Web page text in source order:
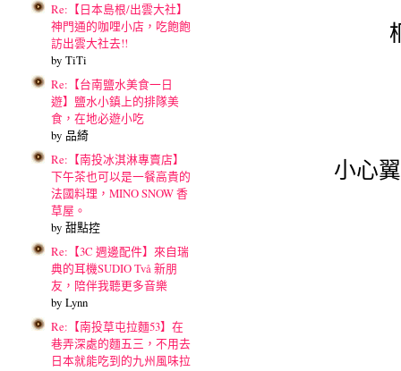
Re:【日本島根/出雲大社】
神門通的咖哩小店，吃飽飽
訪出雲大社去!!
by TiTi
Re:【台南鹽水美食一日
遊】鹽水小鎮上的排隊美
食，在地必遊小吃
by 品綺
Re:【南投冰淇淋專賣店】
下午茶也可以是一餐高貴的
法國料理，MINO SNOW 香
草屋。
by 甜點控
Re:【3C 週邊配件】來自瑞
典的耳機SUDIO Två 新朋
友，陪伴我聽更多音樂
by Lynn
Re:【南投草屯拉麵53】在
巷弄深處的麵五三，不用去
日本就能吃到的九州風味拉
小心